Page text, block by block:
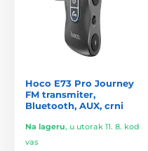
Hoco E73 Pro Journey
FM transmiter,
Bluetooth, AUX, crni
Na lageru, u utorak 11. 8. kod
vas